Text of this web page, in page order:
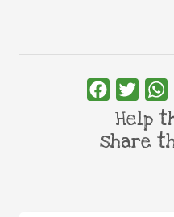
Facebook
Help
share